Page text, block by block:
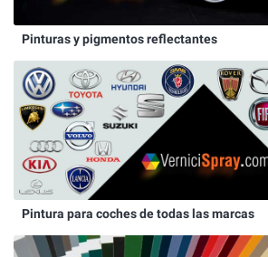
Pinturas y pigmentos reflectantes
Pintura para coches de todas las marcas